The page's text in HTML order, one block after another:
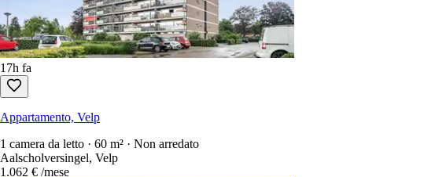
Appartamento, Velp
1 camera da letto · 60 m² · Non arredato
Aalscholversingel, Velp
1.062 €